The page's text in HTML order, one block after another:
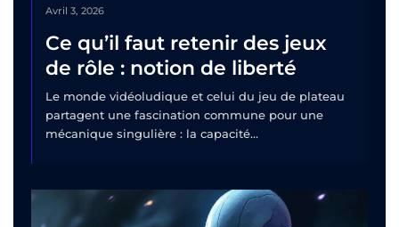
Avril 3, 2026
Ce qu’il faut retenir des jeux
de rôle : notion de liberté
Le monde vidéoludique et celui du jeu de plateau
partagent une fascination commune pour une
mécanique singulière : la capacité...